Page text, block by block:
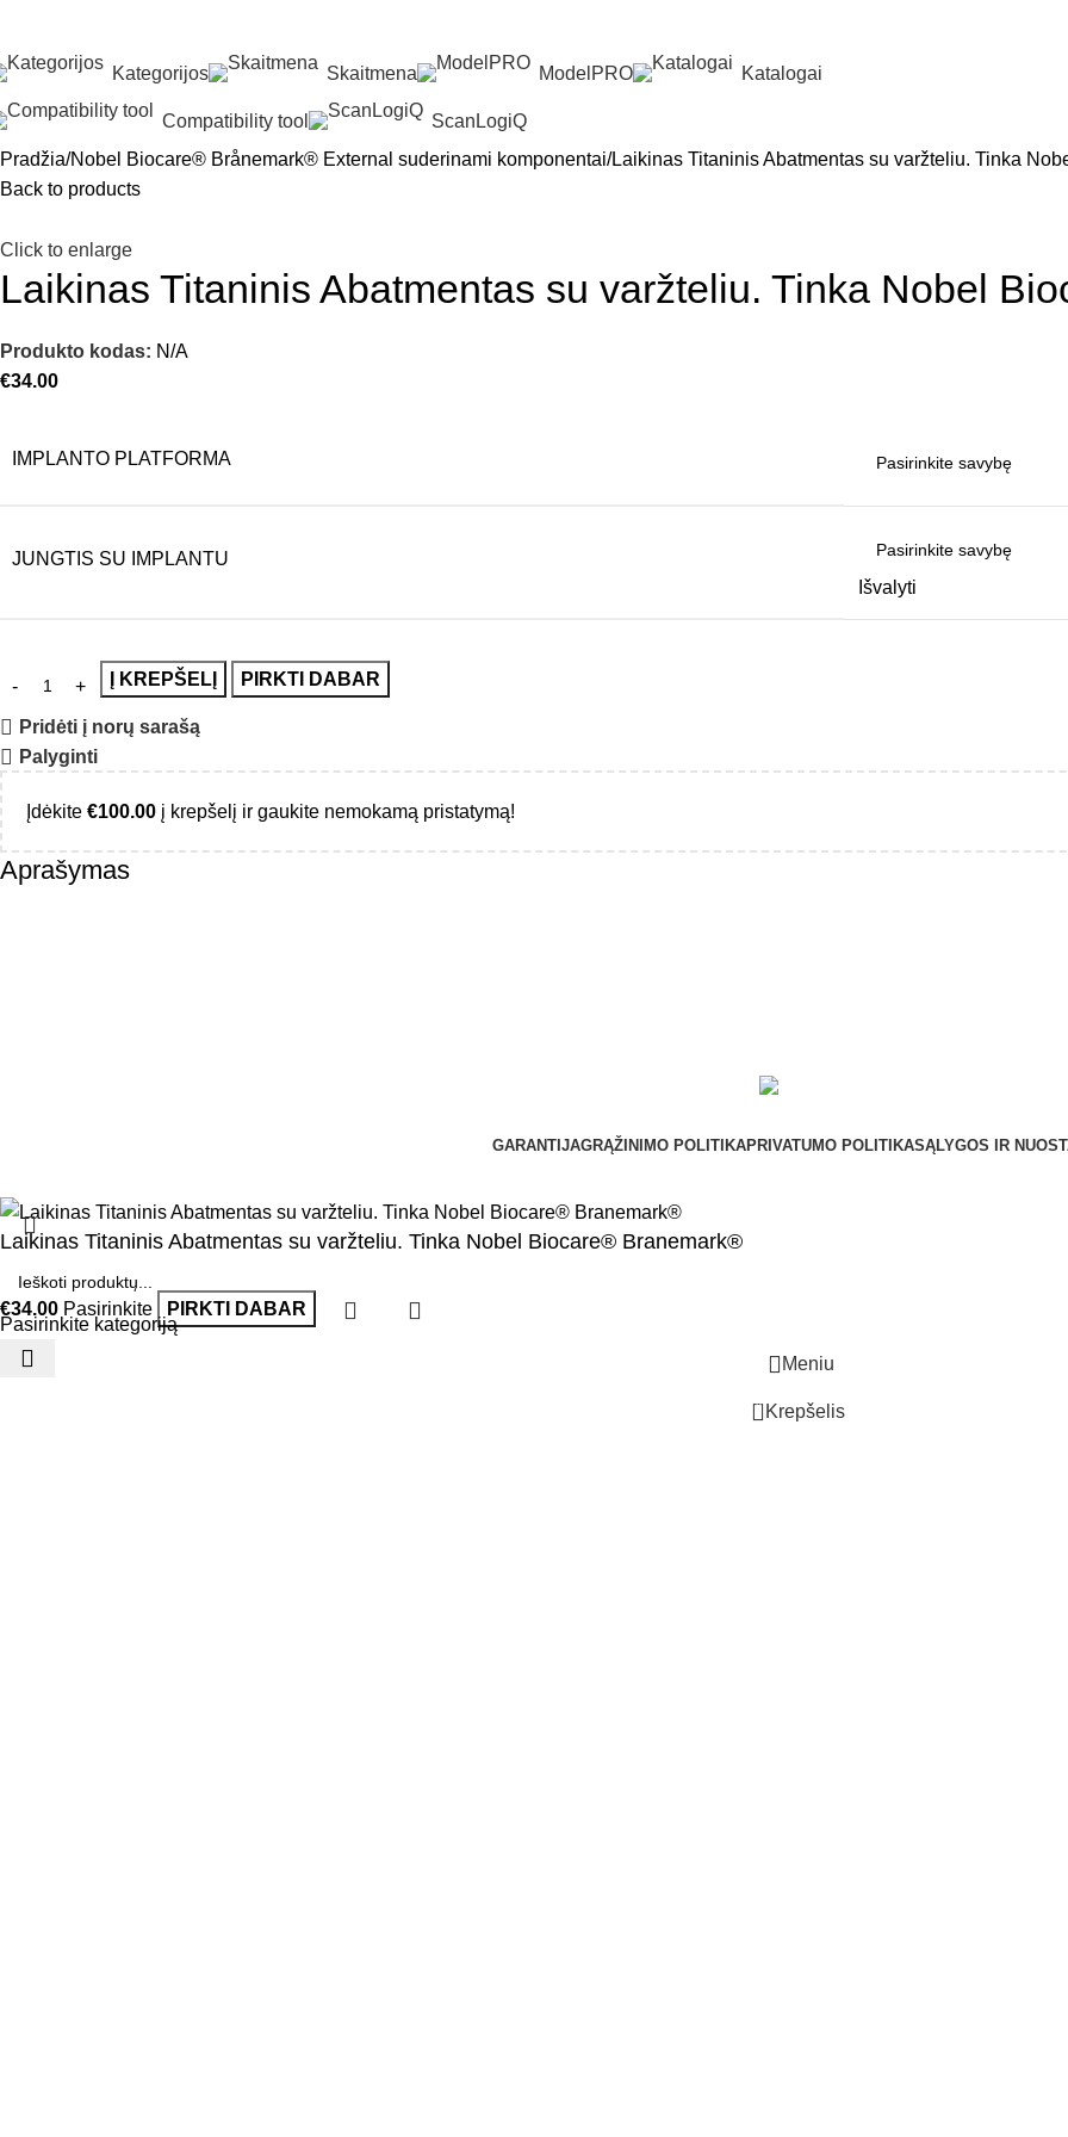
Kategorijos Skaitmena ModelPRO Katalogai
Compatibility tool ScanLogiQ
Pradžia Nobel Biocare® Brånemark® External suderinami komponentai Laikinas Titaninis Abatmentas su varžteliu. Tinka
Back to products
Click to enlarge
Laikinas Titaninis Abatmentas su varžteliu. Tinka Nobel
Produkto kodas: N/A
€34.00
IMPLANTO PLATFORMA
JUNGTIS SU IMPLANTU
Išvalyti
Į KREPŠELĮ PIRKTI DABAR
Pridėti į norų sarašą
Palyginti
Įdėkite €100.00 į krepšelį ir gaukite nemokamą pristatymą!
Aprašymas
GARANTIJAGRĄŽINIMO POLITIKAPRIVATUMO POLITIKASĄLYGOS IR
Pasirinkite kategoriją
Laikinas Titaninis Abatmentas su varžteliu. Tinka Nobel Biocare® Branemark®
€34.00 Pasirinkite PIRKTI DABAR
Meniu
0 Krepšelis